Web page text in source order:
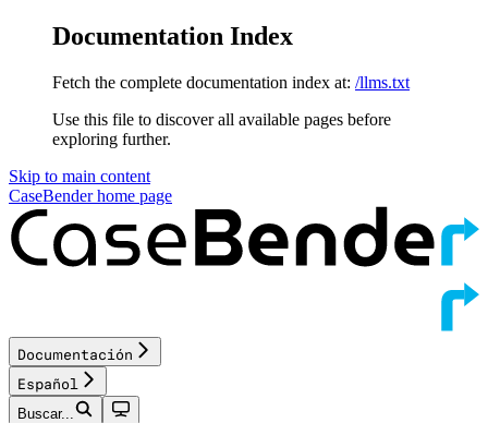
Documentation Index
Fetch the complete documentation index at: /llms.txt
Use this file to discover all available pages before
exploring further.
Skip to main content
CaseBenderhome page
Documentación
Español
Buscar...